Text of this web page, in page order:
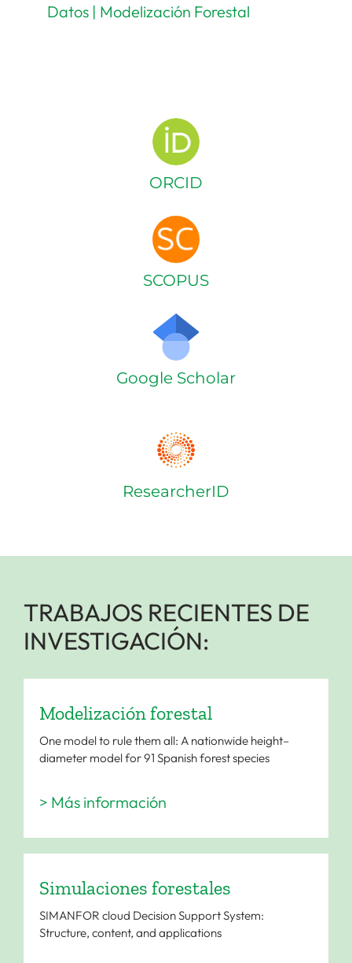
Datos | Modelización Forestal
ORCID
SCOPUS
Google Scholar
ResearcherID
TRABAJOS RECIENTES DE
INVESTIGACIÓN:
Modelización forestal
One model to rule them all: A nationwide height–
diameter model for 91 Spanish forest species
> Más información
Simulaciones forestales
SIMANFOR cloud Decision Support System:
Structure, content, and applications